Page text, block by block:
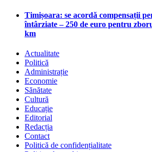
Timișoara: se acordă compensații
întârziate – 250 de euro pentru
km
Actualitate
Politică
Administrație
Economie
Sănătate
Cultură
Educație
Editorial
Redacția
Contact
Politică de confidențialitate